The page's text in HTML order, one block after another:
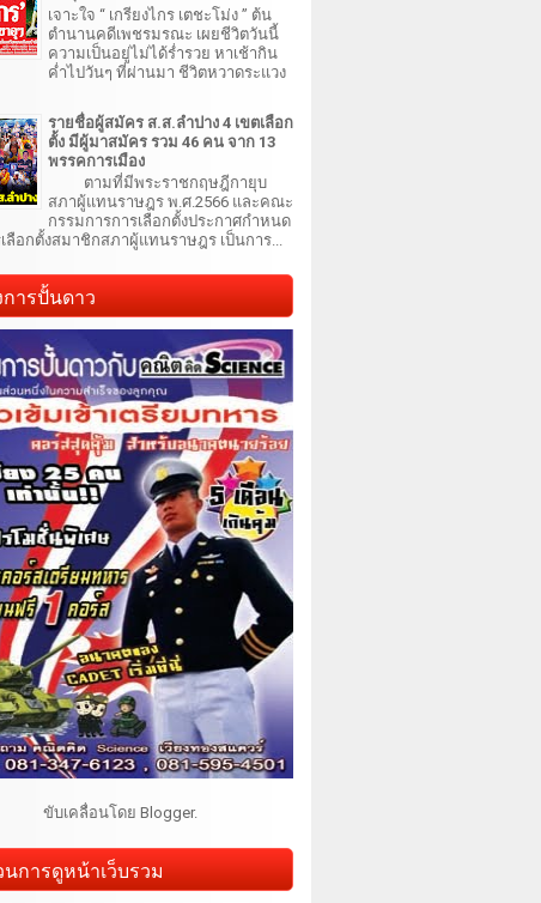
เจาะใจ “ เกรียงไกร เตชะโม่ง ” ต้น
ตำนานคดีเพชรมรณะ เผยชีวิตวันนี้
ความเป็นอยู่ไม่ได้ร่ำรวย หาเช้ากิน
ค่ำไปวันๆ ที่ผ่านมา ชีวิตหวาดระแวง
รายชื่อผู้สมัคร ส.ส.ลำปาง 4 เขตเลือก
ตั้ง มีผู้มาสมัคร รวม 46 คน จาก 13
พรรคการเมือง
ตามที่มีพระราชกฤษฎีกายุบ
สภาผู้แทนราษฎร พ.ศ.2566 และคณะ
กรรมการการเลือกตั้งประกาศกำหนด
ลือกตั้งสมาชิกสภาผู้แทนราษฎร เป็นการ...
ารปั้นดาว
ขับเคลื่อนโดย Blogger.
การดูหน้าเว็บรวม